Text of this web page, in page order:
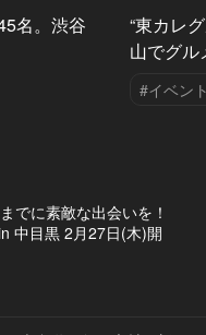
名。渋谷
“東カレ
山でグ
#イベン
でに素敵な出会いを！
月27日(木)開